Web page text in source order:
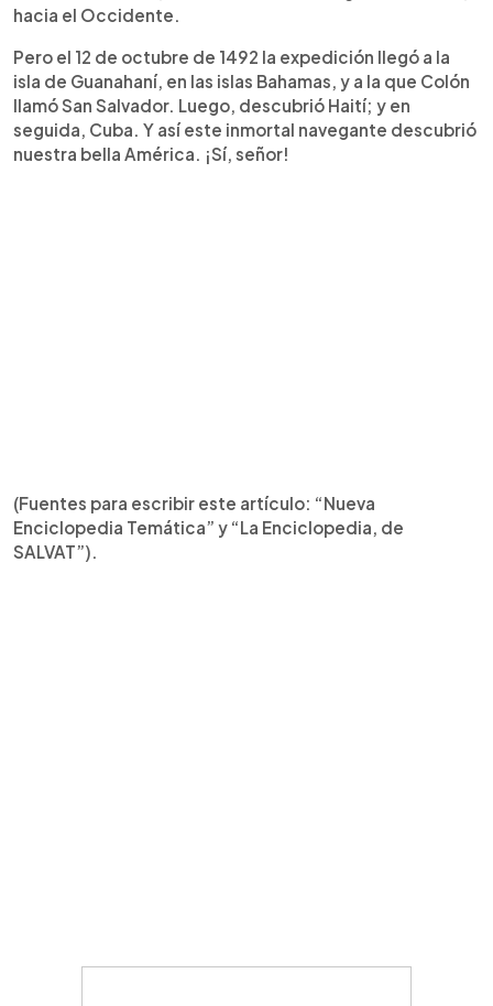
hacia el Occidente.
Pero el 12 de octubre de 1492 la expedición llegó a la
isla de Guanahaní, en las islas Bahamas, y a la que Colón
llamó San Salvador. Luego, descubrió Haití; y en
seguida, Cuba. Y así este inmortal navegante descubrió
nuestra bella América. ¡Sí, señor!​
(Fuentes para escribir este artículo: “Nueva
Enciclopedia Temática” y “La Enciclopedia, de
SALVAT”).